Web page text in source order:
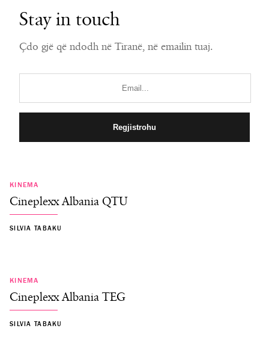
Stay in touch
Çdo gjë që ndodh në Tiranë, në emailin tuaj.
KINEMA
Cineplexx Albania QTU
SILVIA TABAKU
KINEMA
Cineplexx Albania TEG
SILVIA TABAKU